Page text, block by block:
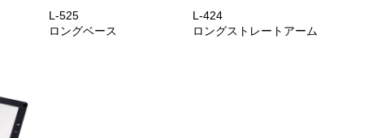
L-525
ロングベース
L-424
ロングストレートアーム